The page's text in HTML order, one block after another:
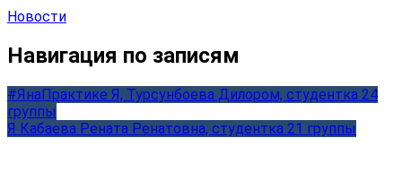
Новости
Навигация по записям
#ЯнаПрактике Я, Турсунбоева Дилором, студентка 24
группы
Я Кабаева Рената Ренатовна, студентка 21 группы